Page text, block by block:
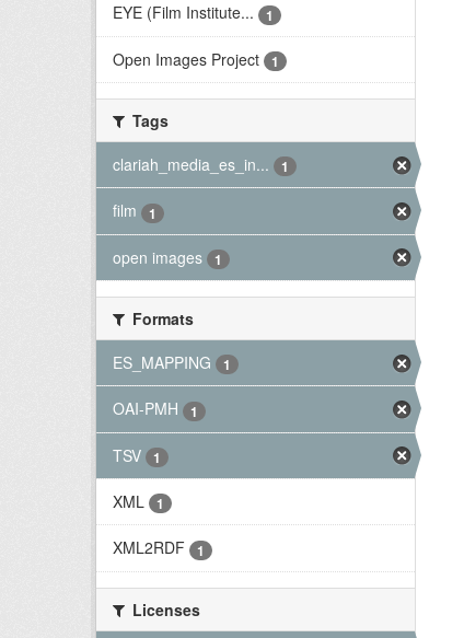
EYE (Film Institute...
1
Open Images Project 1
Tags
clariah_media_es_in...
1
film 1
open images 1
Formats
ES_MAPPING
1
OAI-PMH 1
TSV 1
XML 1
XML2RDF 1
Licenses